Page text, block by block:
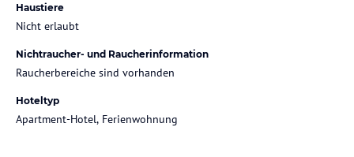
Haustiere
Nicht erlaubt
Nichtraucher- und Raucherinformation
Raucherbereiche sind vorhanden
Hoteltyp
Apartment-Hotel, Ferienwohnung